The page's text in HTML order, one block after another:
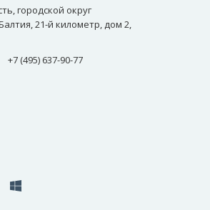
городской округ
21-й километр, дом 2,
+7 (495) 637-90-77